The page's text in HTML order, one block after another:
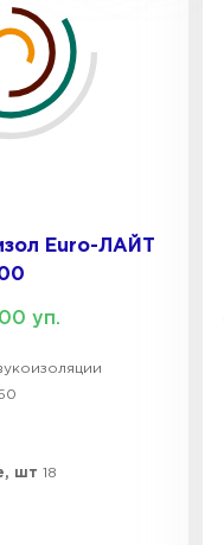
Euro-ЛАЙТ
уп.
шт 18